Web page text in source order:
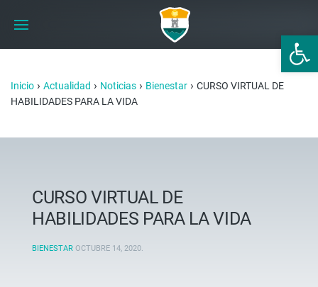
Abrir
Inicio › Actualidad › Noticias › Bienestar › CURSO VIRTUAL DE
HABILIDADES PARA LA VIDA
CURSO VIRTUAL DE
HABILIDADES PARA LA VIDA
BIENESTAR OCTUBRE 14, 2020.